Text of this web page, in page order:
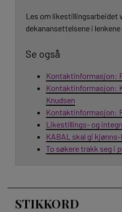
Les om likestillingsarbeidet
dekanansettelsene i lenkene
Se også
Kontaktinformasjon:
Kontaktinformasjon:
Knudsen
Kontaktinformasjon:
Likestillings- og
KABAL skal gi
To søkere trakk seg i
STIKKORD